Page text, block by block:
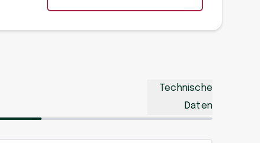
Technische
Daten